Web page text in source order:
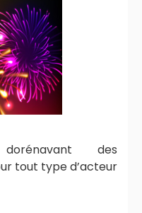
dorénavant des
tout type d’acteur